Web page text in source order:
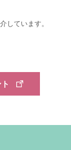
しています。